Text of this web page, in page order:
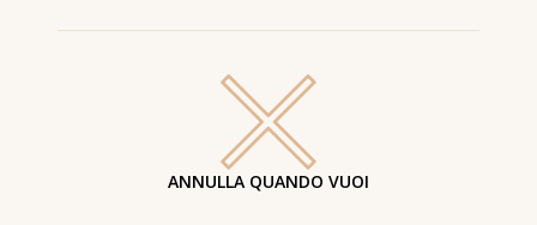
ANNULLA QUANDO VUOI